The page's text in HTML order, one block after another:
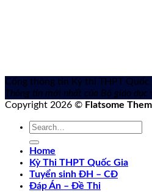
Cổng thông tin Kỳ thi THPT Quốc
Thông tin mới nhất của Bộ giáo dục
Copyright 2026 © Flatsome
Home
Kỳ Thi THPT Quốc Gia
Tuyển sinh ĐH – CĐ
Đáp Án – Đề Thi